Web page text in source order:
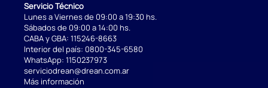
Servicio Técnico
Lunes a Viernes de 09:00 a 19:30 hs.
Sábados de 09:00 a 14:00 hs.
CABA y GBA: 115246-8663
Interior del país: 0800-345-6580
WhatsApp: 1150237973
serviciodrean@drean.com.ar
Más información